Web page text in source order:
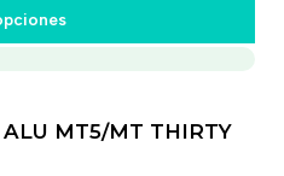
MT5/MT THIRTY